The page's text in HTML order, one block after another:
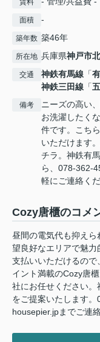
賃料
面積 -
築年数 築46年
所在地 兵庫県神戸市
交通 神鉄有馬線 「
神鉄三田線 「
備考
ニーズの高い
お洗濯したく
件です。こち
いただけます
チラ。神鉄有
ら、078-362-
軽にご連絡くだ
Cozy唐櫃のコメ
昼間の電気代も抑え
望良好なエリアで魅
支払いいただけるの
イント満載のCozy唐
社にお任せください
をご提案いたします
housepier.jpまでご連